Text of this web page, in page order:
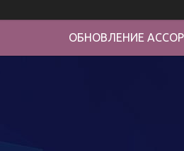
ОБНОВЛЕНИЕ